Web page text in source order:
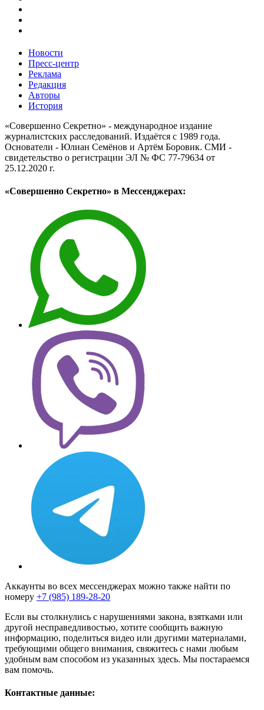
Новости
Пресс-центр
Реклама
Редакция
Авторы
История
«Совершенно Секретно» - международное издание
журналистских расследований. Издаётся с 1989 года.
Основатели - Юлиан Семёнов и Артём Боровик. CМИ -
свидетельство о регистрации ЭЛ № ФС 77-79634 от
25.12.2020 г.
«Совершенно Секретно» в Мессенджерах:
Аккаунты во всех мессенджерах можно также найти по
номеру +7 (985) 189-28-20
Если вы столкнулись с нарушениями закона, взятками или
другой несправедливостью, хотите сообщить важную
информацию, поделиться видео или другими материалами,
требующими общего внимания, свяжитесь с нами любым
удобным вам способом из указанных здесь. Мы постараемся
вам помочь.
Контактные данные: